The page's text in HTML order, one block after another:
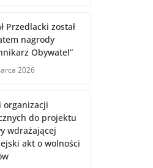
Przedlacki został
nagrody
Obywatel”
2026
organizacji
do projektu
wdrażającej
akt o wolności